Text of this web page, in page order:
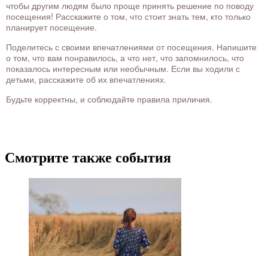
чтобы другим людям было проще принять решение по поводу
посещения! Расскажите о том, что стоит знать тем, кто только
планирует посещение.
Поделитесь с своими впечатлениями от посещения. Напишите
о том, что вам понравилось, а что нет, что запомнилось, что
показалось интересным или необычным. Если вы ходили с
детьми, расскажите об их впечатлениях.
Будьте корректны, и соблюдайте правила приличия.
Смотрите также события